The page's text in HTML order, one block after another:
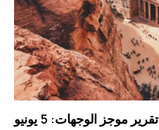
تقرير موجز الوجهات: 5 يونيو